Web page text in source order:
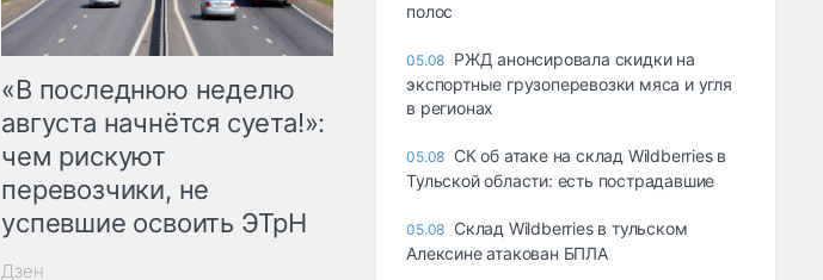
«В последнюю неделю
августа начнётся суета!»:
чем рискуют
перевозчики, не
успевшие освоить ЭТрН
Дзен
полос
05.08 РЖД анонсировала скидки на
экспортные грузоперевозки мяса и угля
в регионах
05.08 СК об атаке на склад Wildberries в
Тульской области: есть пострадавшие
05.08 Склад Wildberries в тульском
Алексине атакован БПЛА